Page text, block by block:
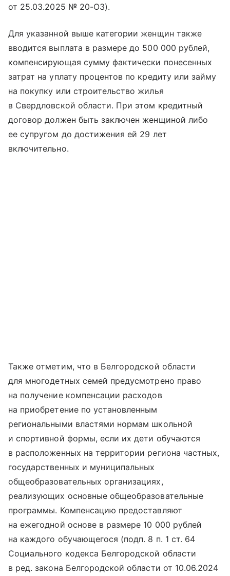
от 25.03.2025 № 20-ОЗ).
Для указанной выше категории женщин также
вводится выплата в размере до 500 000 рублей,
компенсирующая сумму фактически понесенных
затрат на уплату процентов по кредиту или займу
на покупку или строительство жилья
в Свердловской области. При этом кредитный
договор должен быть заключен женщиной либо
ее супругом до достижения ей 29 лет
включительно.
Также отметим, что в Белгородской области
для многодетных семей предусмотрено право
на получение компенсации расходов
на приобретение по установленным
региональными властями нормам школьной
и спортивной формы, если их дети обучаются
в расположенных на территории региона частных,
государственных и муниципальных
общеобразовательных организациях,
реализующих основные общеобразовательные
программы. Компенсацию предоставляют
на ежегодной основе в размере 10 000 рублей
на каждого обучающегося (подп. 8 п. 1 ст. 64
Социального кодекса Белгородской области
в ред. закона Белгородской области от 10.06.2024